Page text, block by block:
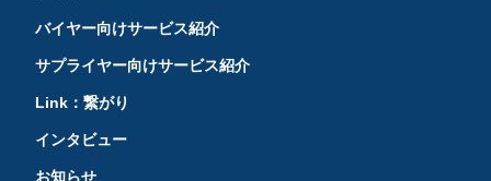
バイヤー向けサービス紹介
サプライヤー向けサービス紹介
Link：繋がり
インタビュー
お知らせ